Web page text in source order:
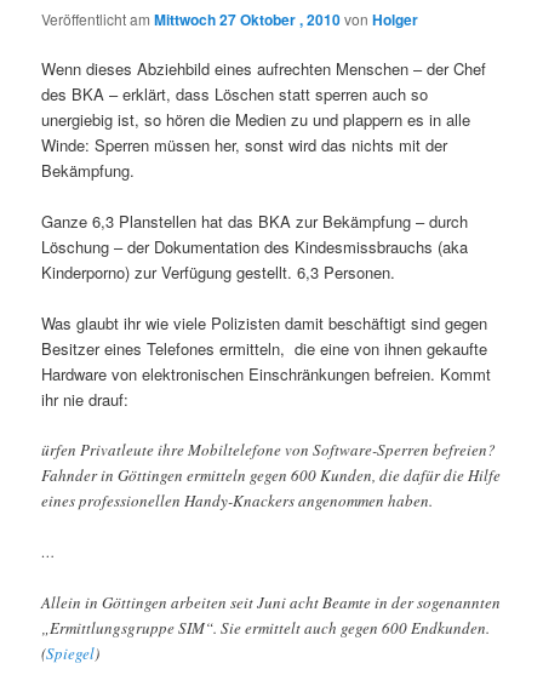
Veröffentlicht amMittwoch 27 Oktober , 2010vonHolger
Wenn dieses Abziehbild eines aufrechten Menschen – der Chef
des BKA – erklärt, dass Löschen statt sperren auch so
unergiebig ist, so hören die Medien zu und plappern es in alle
Winde: Sperren müssen her, sonst wird das nichts mit der
Bekämpfung.
Ganze 6,3 Planstellen hat das BKA zur Bekämpfung – durch
Löschung – der Dokumentation des Kindesmissbrauchs (aka
Kinderporno) zur Verfügung gestellt. 6,3 Personen.
Was glaubt ihr wie viele Polizisten damit beschäftigt sind gegen
Besitzer eines Telefones ermitteln, die eine von ihnen gekaufte
Hardware von elektronischen Einschränkungen befreien. Kommt
ihr nie drauf:
ürfen Privatleute ihre Mobiltelefone von Software-Sperren befreien?
Fahnder in Göttingen ermitteln gegen 600 Kunden, die dafür die Hilfe
eines professionellen Handy-Knackers angenommen haben.
…
Allein in Göttingen arbeiten seit Juni acht Beamte in der sogenannten
„Ermittlungsgruppe SIM“. Sie ermittelt auch gegen 600 Endkunden.
(Spiegel)